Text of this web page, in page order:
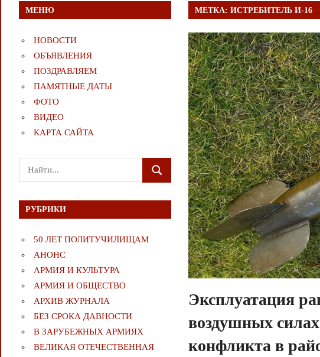
МЕТКА:ИСТРЕБИТЕЛЬ И-16
Эксплуатация
воздушных
конфликта в
МЕНЮ
НОВОСТИ
ОБЪЯВЛЕНИЯ
ПОЗДРАВЛЯЕМ
ПАМЯТНЫЕ ДАТЫ
ФОТО
ВИДЕО
КАРТА САЙТА
Поиск
для:
ПОИСК
РУБРИКИ
50 ЛЕТ ПОЛИТУЧИЛИЩАМ
АНОНС
АРМИЯ И КУЛЬТУРА
АРМИЯ И ОБЩЕСТВО
АРХИВ ЖУРНАЛА
БЕЗ СРОКА ДАВНОСТИ
В ЗАРУБЕЖНЫХ АРМИЯХ
ВЕЛИКАЯ ОТЕЧЕСТВЕННАЯ